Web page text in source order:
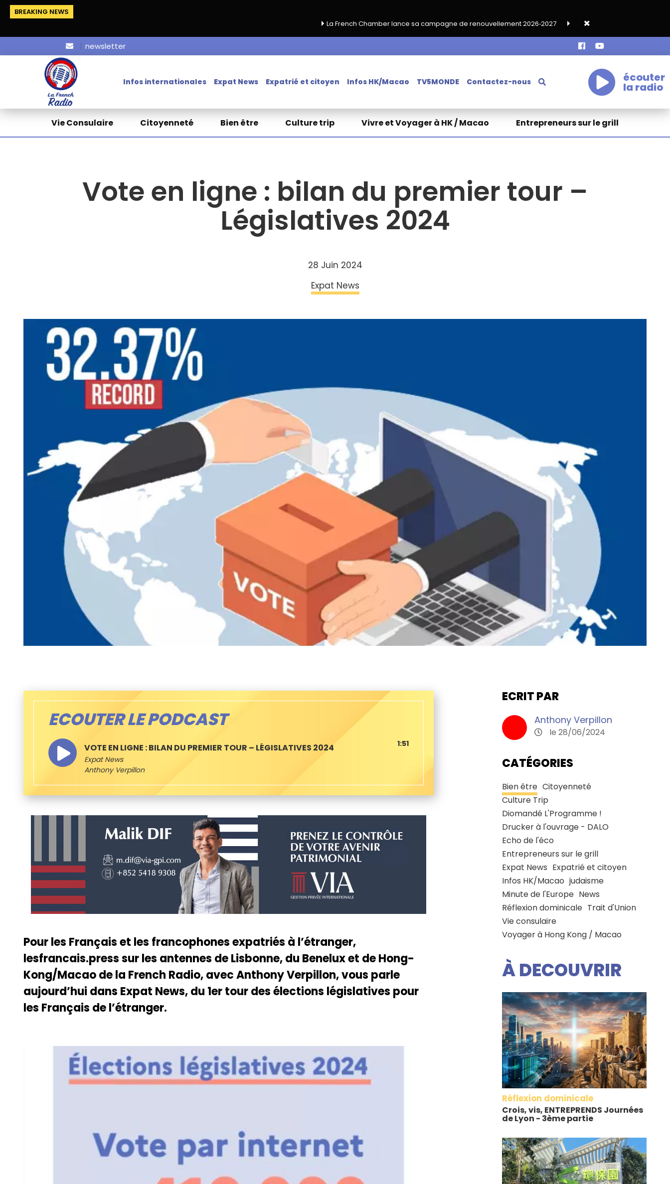
BREAKING NEWS
La French Chamber lance sa campagne de renouvellement 2026‑2027
Grand café de rentrée HKA le vendredi 18
newsletter
Infos internationales Expat News Expatrié et citoyen Infos HK/Macao TV5MONDE Contactez-nous écouter
la radio
Vie Consulaire Citoyenneté Bien être Culture trip Vivre et Voyager à HK / Macao Entrepreneurs sur le grill
Vote en ligne : bilan du premier tour –
Législatives 2024
28 Juin 2024
Expat News
ECOUTER LE PODCAST
VOTE EN LIGNE : BILAN DU PREMIER TOUR – LÉGISLATIVES 2024
Expat News
Anthony Verpillon
1:51
Pour les Français et les francophones expatriés à l’étranger,
lesfrancais.press sur les antennes de Lisbonne, du Benelux et de Hong-
Kong/Macao de la French Radio, avec Anthony Verpillon, vous parle
aujourd’hui dans Expat News, du 1er tour des élections législatives pour
les Français de l’étranger.
ECRIT PAR
Anthony Verpillon
le 28/06/2024
CATÉGORIES
Bien être Citoyenneté
Culture Trip
Diomandé L'Programme !
Drucker à l'ouvrage - DALO
Echo de l'éco
Entrepreneurs sur le grill
Expat News Expatrié et citoyen
Infos HK/Macao judaisme
Minute de l'Europe News
Réflexion dominicale Trait d'Union
Vie consulaire
Voyager à Hong Kong / Macao
À DECOUVRIR
Réflexion dominicale
Crois, vis, ENTREPRENDS Journées
de Lyon - 3ème partie